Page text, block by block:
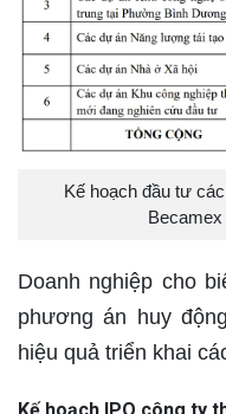
Kế hoạch đầu tư
Becamex
Doanh nghiệp cho
phương án huy
hiệu quả triển khai